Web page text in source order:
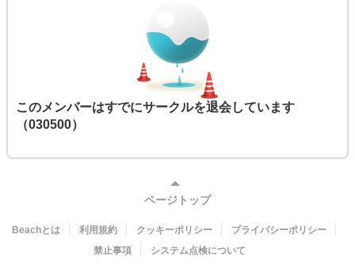
このメンバーはすでにサークルを退会しています
（030500）
ページトップ
Beachとは 利用規約 クッキーポリシー
プライバシーポリシー
禁止事項
システム点検について